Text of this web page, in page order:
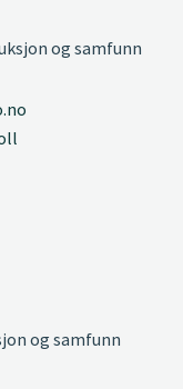
og samfunn
og samfunn